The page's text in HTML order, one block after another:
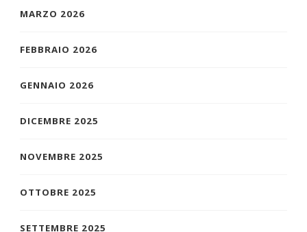
MARZO 2026
FEBBRAIO 2026
GENNAIO 2026
DICEMBRE 2025
NOVEMBRE 2025
OTTOBRE 2025
SETTEMBRE 2025